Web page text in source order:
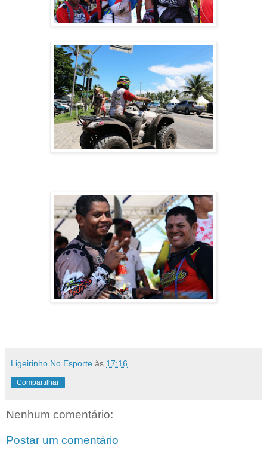
Ligeirinho No Esporte às 17:16
Compartilhar
Nenhum comentário:
Postar um comentário